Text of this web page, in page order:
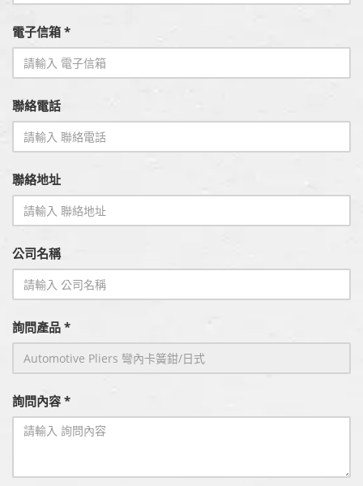
電子信箱 *
聯絡電話
聯絡地址
公司名稱
詢問產品 *
詢問內容 *